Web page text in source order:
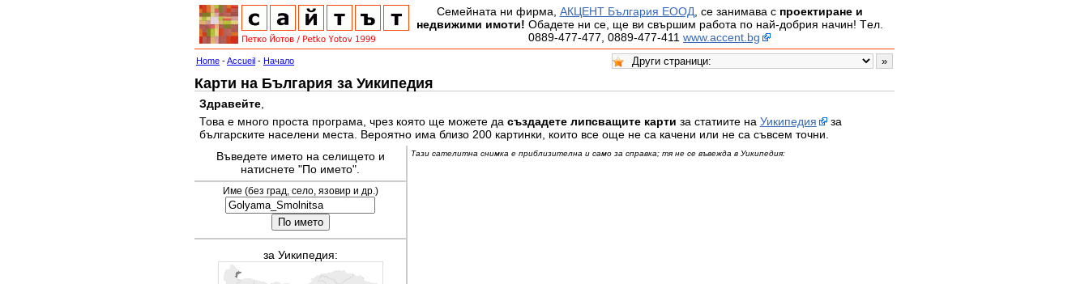
Семейната ни фирма, АКЦЕНТ България ЕООД, се занимава с проектиране и
недвижими имоти! Обадете ни се, ще ви свършим работа по най-добрия начин! Tел.
0889-477-477, 0889-477-411 www.accent.bg
Home -Accueil - Начало
Карти на България за Уикипедия
Здравейте,
Това е много проста програма, чрез която ще можете да създадете липсващите карти за статиите на Уикипедия
за
българските населени места. Вероятно има близо 200 картинки, които все още не са качени или не са съвсем точни.
Въведете името на селището и
натиснете "По името".
Тази сателитна снимка е приблизителна и само за справка; тя не се въвежда в Уикипедия:
Име (без град, село, язовир и др.)
за Уикипедия: